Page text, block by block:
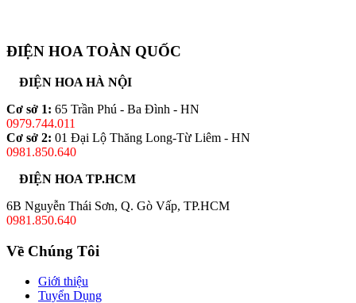
ĐIỆN HOA TOÀN QUỐC
ĐIỆN HOA HÀ NỘI
Cơ sở 1: 65 Trần Phú - Ba Đình - HN
0979.744.011
Cơ sở 2: 01 Đại Lộ Thăng Long-Từ Liêm - HN
0981.850.640
ĐIỆN HOA TP.HCM
6B Nguyễn Thái Sơn, Q. Gò Vấp, TP.HCM
0981.850.640
Về Chúng Tôi
Giới thiệu
Tuyển Dụng